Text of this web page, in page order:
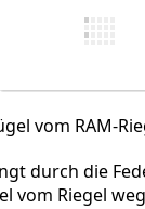
vom RAM-
durch die
vom Riegel